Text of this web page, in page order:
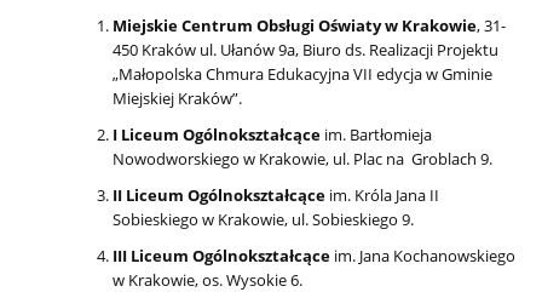
Miejskie Centrum Obsługi Oświaty w Krakowie, 31-
450 Kraków ul. Ułanów 9a, Biuro ds. Realizacji Projektu
„Małopolska Chmura Edukacyjna VII edycja w Gminie
Miejskiej Kraków”.
I Liceum Ogólnokształcące im. Bartłomieja
Nowodworskiego w Krakowie, ul. Plac na Groblach 9.
II Liceum Ogólnokształcące im. Króla Jana II
Sobieskiego w Krakowie, ul. Sobieskiego 9.
III Liceum Ogólnokształcące im. Jana Kochanowskiego
w Krakowie, os. Wysokie 6.